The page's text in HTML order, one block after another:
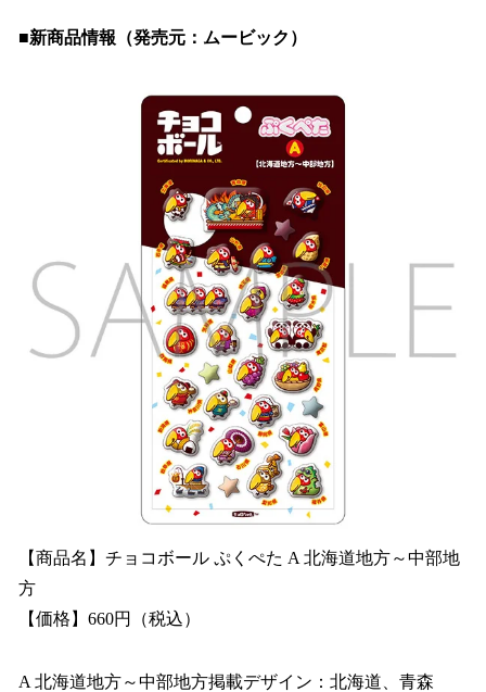
■新商品情報（発売元：ムービック）
【商品名】チョコボール ぷくぺた A 北海道地方～中部地
方
【価格】660円（税込）
A 北海道地方～中部地方掲載デザイン：北海道、青森